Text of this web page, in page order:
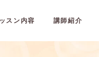
スン内容 講師紹介